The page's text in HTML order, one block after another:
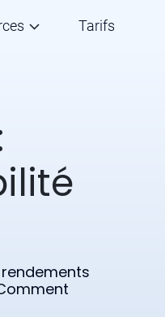
Tarifs